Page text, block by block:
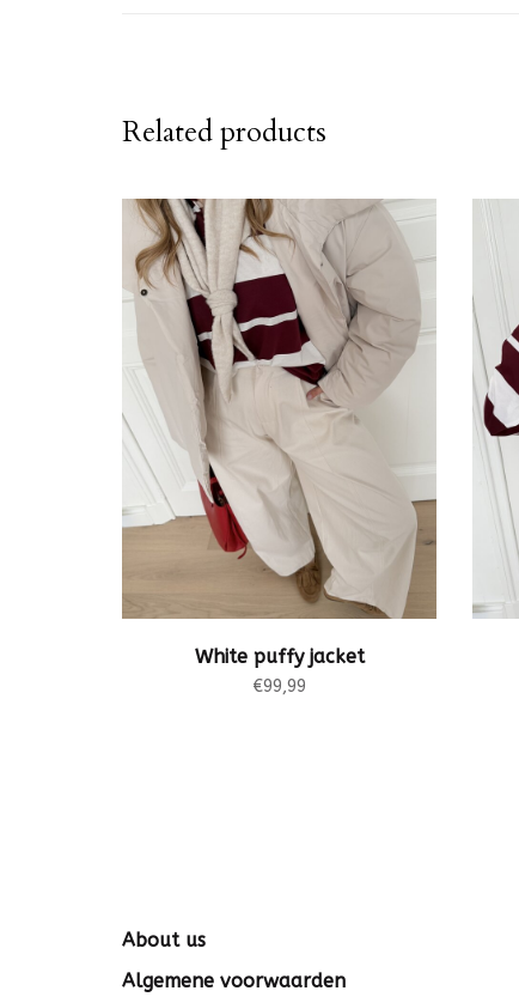
Related products
White puffy jacket
€99,99
About us
Algemene voorwaarden